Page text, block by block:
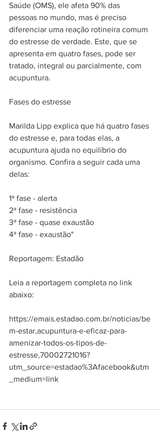
Saúde (OMS), ele afeta 90% das
pessoas no mundo, mas é preciso
diferenciar uma reação rotineira comum
do estresse de verdade. Este, que se
apresenta em quatro fases, pode ser
tratado, integral ou parcialmente, com
acupuntura.
Fases do estresse
Marilda Lipp explica que há quatro fases
do estresse e, para todas elas, a
acupuntura ajuda no equilíbrio do
organismo. Confira a seguir cada uma
delas:
1ª fase - alerta
2ª fase - resistência
3ª fase - quase exaustão
4ª fase - exaustão"
Reportagem: Estadão
Leia a reportagem completa no link
abaixo:
https://emais.estadao.com.br/noticias/be
m-estar,acupuntura-e-eficaz-para-
amenizar-todos-os-tipos-de-
estresse,70002721016?
utm_source=estadao%3Afacebook&utm
_medium=link